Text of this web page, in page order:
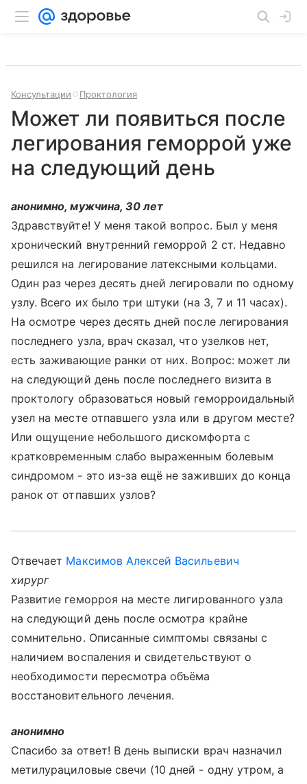
Консультации Проктология
Может ли появиться после
легирования геморрой уже
на следующий день
анонимно, мужчина, 30 лет
Здравствуйте! У меня такой вопрос. Был у меня
хронический внутренний геморрой 2 ст. Недавно
решился на легирование латексными кольцами.
Один раз через десять дней легировали по одному
узлу. Всего их было три штуки (на 3, 7 и 11 часах).
На осмотре через десять дней после легирования
последнего узла, врач сказал, что узелков нет,
есть заживающие ранки от них. Вопрос: может ли
на следующий день после последнего визита в
проктологу образоваться новый геморроидальный
узел на месте отпавшего узла или в другом месте?
Или ощущение небольшого дискомфорта с
кратковременным слабо выраженным болевым
синдромом - это из-за ещё не заживших до конца
ранок от отпавших узлов?
Отвечает Максимов Алексей Васильевич
хирург
Развитие геморроя на месте лигированного узла
на следующий день после осмотра крайне
сомнительно. Описанные симптомы связаны с
наличием воспаления и свидетельствуют о
необходимости пересмотра объёма
восстановительного лечения.
анонимно
Спасибо за ответ! В день выписки врач назначил
метилурациловые свечи (10 дней - одну утром, а